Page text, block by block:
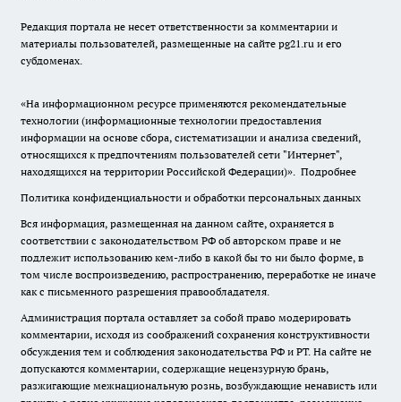
Редакция портала не несет ответственности за комментарии и
материалы пользователей, размещенные на сайте pg21.ru и его
субдоменах.
«На информационном ресурсе применяются рекомендательные
технологии (информационные технологии предоставления
информации на основе сбора, систематизации и анализа сведений,
относящихся к предпочтениям пользователей сети "Интернет",
находящихся на территории Российской Федерации)». Подробнее
Политика конфиденциальности и обработки персональных данных
Вся информация, размещенная на данном сайте, охраняется в
соответствии с законодательством РФ об авторском праве и не
подлежит использованию кем-либо в какой бы то ни было форме, в
том числе воспроизведению, распространению, переработке не иначе
как с письменного разрешения правообладателя.
Администрация портала оставляет за собой право модерировать
комментарии, исходя из соображений сохранения конструктивности
обсуждения тем и соблюдения законодательства РФ и РТ. На сайте не
допускаются комментарии, содержащие нецензурную брань,
разжигающие межнациональную рознь, возбуждающие ненависть или